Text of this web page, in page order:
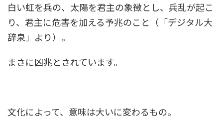
白い虹を兵の、太陽を君主の象徴とし、兵乱が起こ
り、君主に危害を加える予兆のこと（「デジタル大
辞泉」より）。
まさに凶兆とされています。
文化によって、意味は大いに変わるもの。